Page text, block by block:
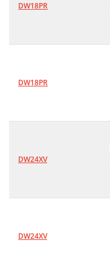
DW18PR
DW18PR
DW24XV
DW24XV